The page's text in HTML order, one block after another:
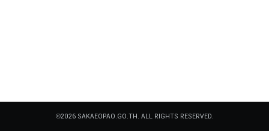
©2026 SAKAEOPAO.GO.TH. ALL RIGHTS RESERVED.